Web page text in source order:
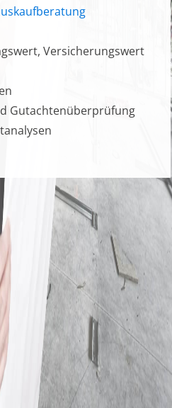
Versicherungswert
Gutachtenüberprüfung